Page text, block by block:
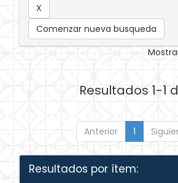
Comenzar nueva busqueda
Resultados 1-1
Anterior 1
Resultados por ítem: